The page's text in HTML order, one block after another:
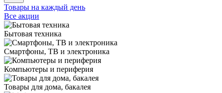
Товары на каждый день
Все акции
Бытовая техника
Смартфоны, ТВ и электроника
Компьютеры и периферия
Товары для дома, бакалея